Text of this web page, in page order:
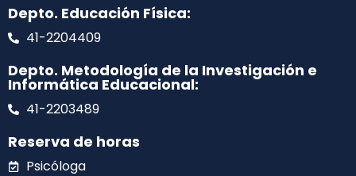
Depto. Educación Física:
41-2204409
Depto. Metodología de la Investigación e
Informática Educacional:
41-2203489
Reserva de horas
Psicóloga